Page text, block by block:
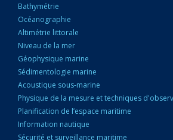
Bathymétrie
Océanographie
Altimétrie littorale
Niveau de la mer
Géophysique marine
Sédimentologie marine
Acoustique sous-marine
Physique de la mesure et techniques
Planification de l’espace maritime
Information nautique
Sécurité et surveillance maritime